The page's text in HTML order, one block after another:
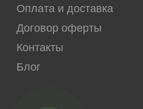
Оплата и доставка
Договор оферты
Контакты
Блог